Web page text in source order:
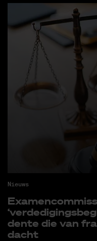
Nieuws
den­te die van
dacht